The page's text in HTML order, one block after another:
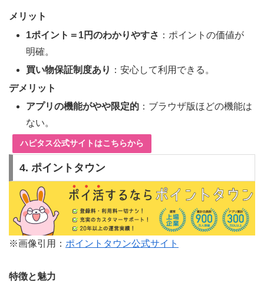
メリット
1ポイント＝1円のわかりやすさ ：ポイントの価値が
明確。
買い物保証制度あり ：安心して利用できる。
デメリット
アプリの機能がやや限定的 ：ブラウザ版ほどの機能は
ない。
ハピタス公式サイトはこちらから
4. ポイントタウン
※画像引用： ポイントタウン公式サイト
特徴と魅力